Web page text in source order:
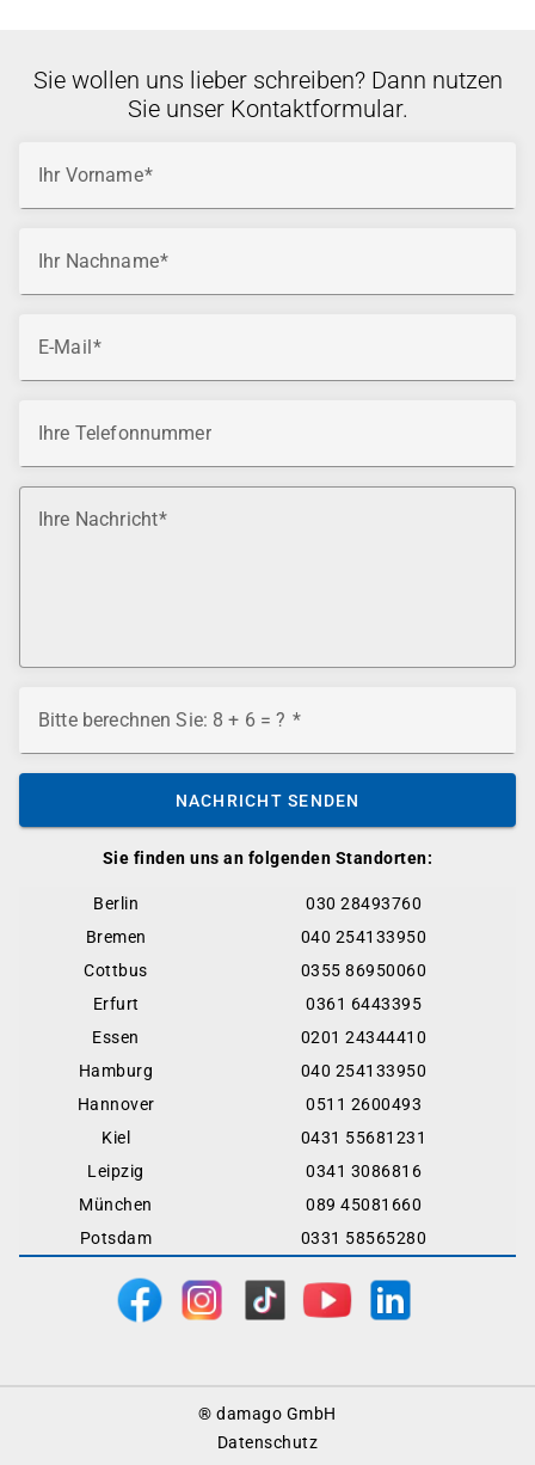
Sie finden uns an folgenden Standorten:
Berlin
030 28493760
Bremen
040 254133950
Cottbus
0355 86950060
Erfurt
0361 6443395
Essen
0201 24344410
Hamburg
040 254133950
Hannover
0511 2600493
Kiel
0431 55681231
Leipzig
0341 3086816
München
089 45081660
Potsdam
0331 58565280
Sie wollen uns lieber schreiben? Dann nutzen
Sie unser Kontaktformular.
Ihr Vorname
Ihr Nachname
E-Mail
Ihre Telefonnummer
Ihre Nachricht
Bitte berechnen Sie: 8 + 6 = ?
NACHRICHT SENDEN
® damago GmbH
Datenschutz